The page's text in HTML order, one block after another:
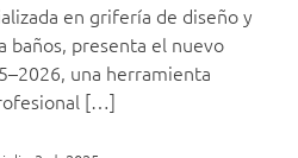
en grifería de diseño y
baños, presenta el nuevo
una herramienta
[…]